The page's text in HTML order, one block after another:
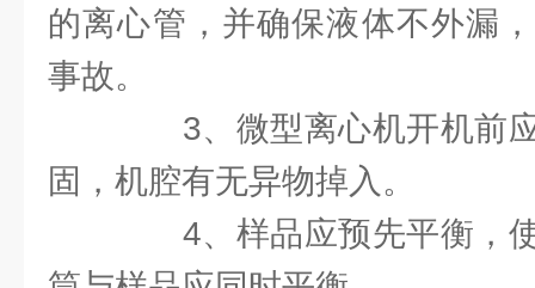
的离心管，并确保液体不外漏
事故。
3、微型离心机开机前应
固，机腔有无异物掉入。
4、样品应预先平衡，使